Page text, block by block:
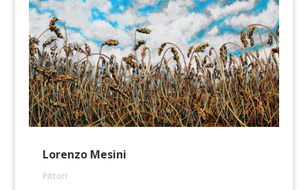
Lorenzo Mesini
Pittori